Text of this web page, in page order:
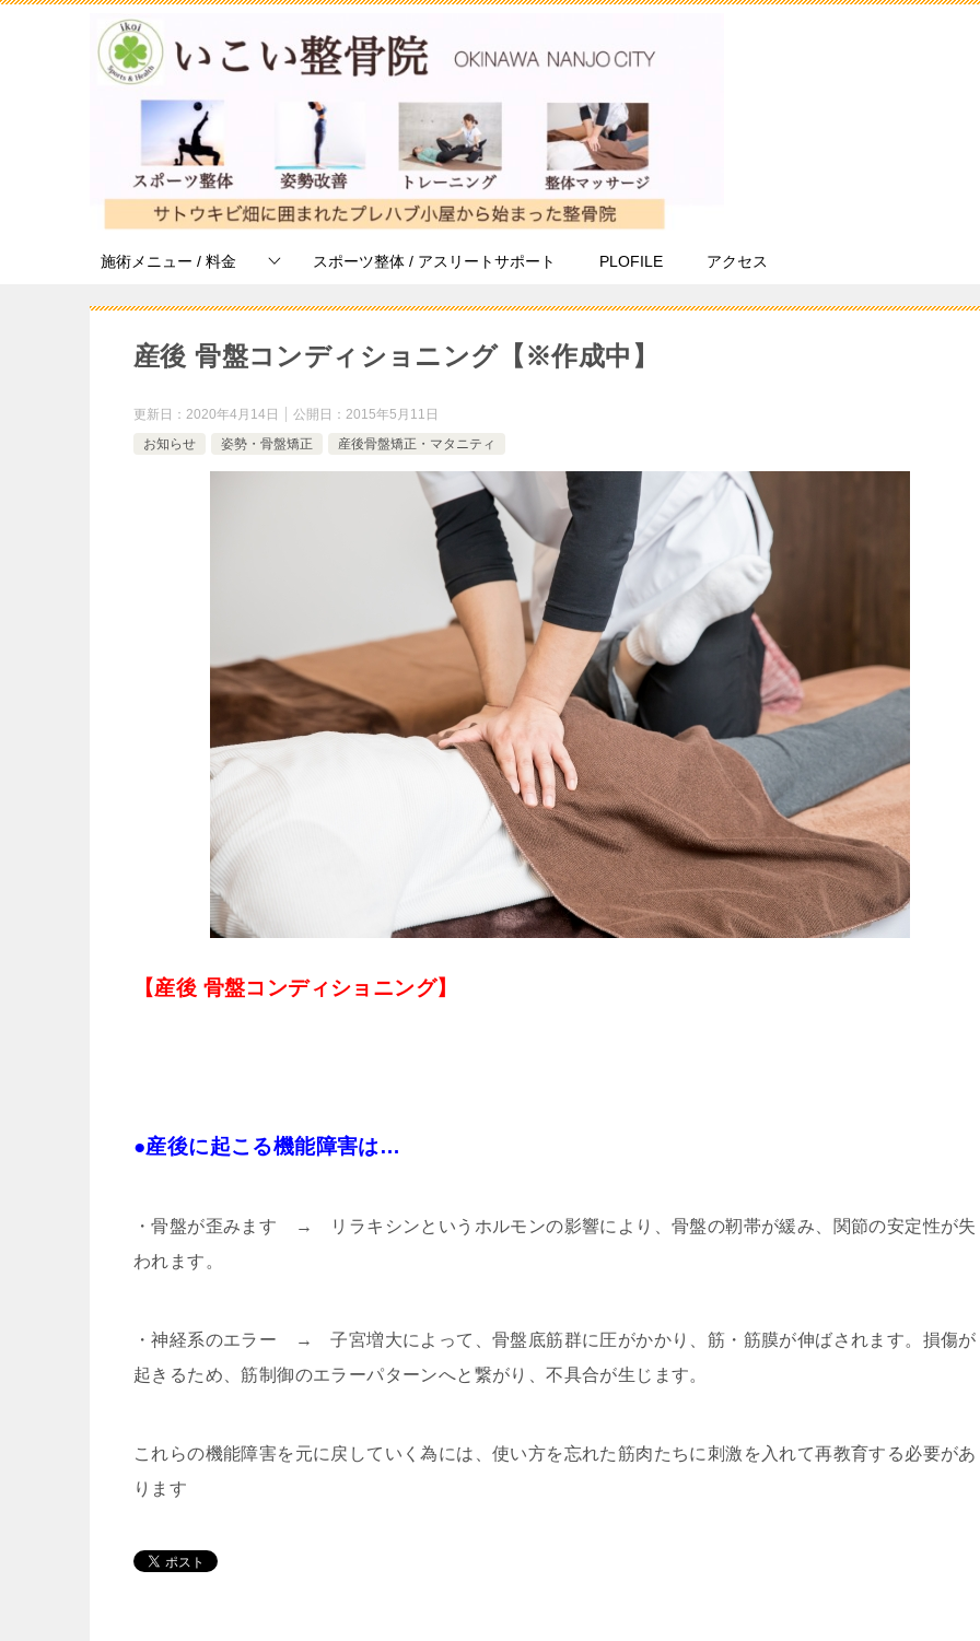
施術メニュー / 料金 スポーツ整体 / アスリートサポート PLOFILE アクセス
産後 骨盤コンディショニング【※作成中】
更新日： 2020年4月14日 公開日： 2015年5月11日
お知らせ
姿勢・骨盤矯正 産後骨盤矯正・マタニティ
【産後 骨盤コンディショニング】
●産後に起こる機能障害は…
・骨盤が歪みます → リラキシンというホルモンの影響により、骨盤の靭帯が緩み、関節の安定性が失
われます。
・神経系のエラー → 子宮増大によって、骨盤底筋群に圧がかかり、筋・筋膜が伸ばされます。損傷が
起きるため、筋制御のエラーパターンへと繋がり、不具合が生じます。
これらの機能障害を元に戻していく為には、使い方を忘れた筋肉たちに刺激を入れて再教育する必要があ
ります